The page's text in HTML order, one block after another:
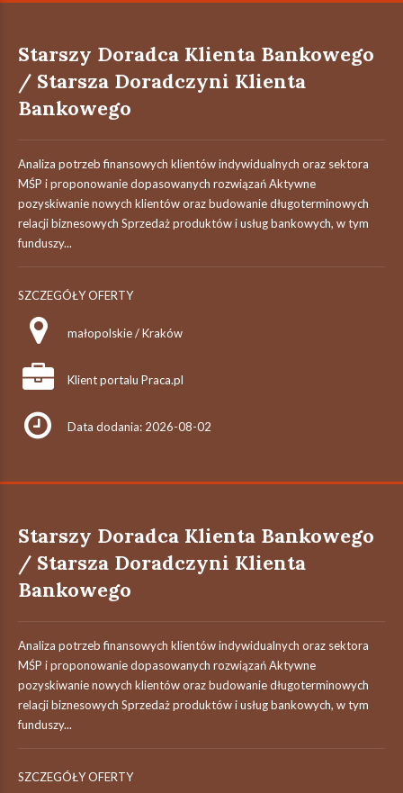
Starszy Doradca Klienta Bankowego
/ Starsza Doradczyni Klienta
Bankowego
Analiza potrzeb finansowych klientów indywidualnych oraz sektora
MŚP i proponowanie dopasowanych rozwiązań Aktywne
pozyskiwanie nowych klientów oraz budowanie długoterminowych
relacji biznesowych Sprzedaż produktów i usług bankowych, w tym
funduszy...
SZCZEGÓŁY OFERTY
małopolskie / Kraków
Klient portalu Praca.pl
Data dodania: 2026-08-02
Starszy Doradca Klienta Bankowego
/ Starsza Doradczyni Klienta
Bankowego
Analiza potrzeb finansowych klientów indywidualnych oraz sektora
MŚP i proponowanie dopasowanych rozwiązań Aktywne
pozyskiwanie nowych klientów oraz budowanie długoterminowych
relacji biznesowych Sprzedaż produktów i usług bankowych, w tym
funduszy...
SZCZEGÓŁY OFERTY